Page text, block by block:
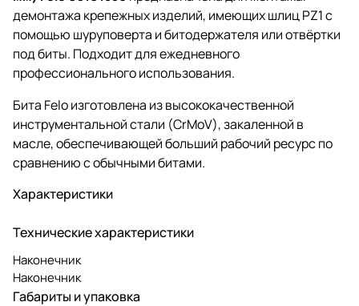
демонтажа крепежных изделий, имеющих шлиц PZ1 с
помощью шуруповерта и битодержателя или отвёртки
под биты. Подходит для ежедневного
профессионального использования.
Бита Felo изготовлена из высококачественной
инструментальной стали (CrMoV), закаленной в
масле, обеспечивающей больший рабочий ресурс по
сравнению с обычными битами.
Характеристики
Технические характеристики
Наконечник
Наконечник
Габариты и упаковка